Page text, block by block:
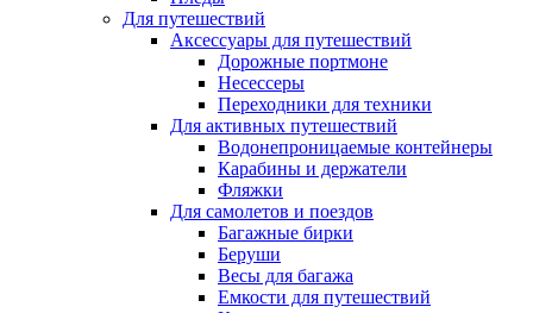
Для путешествий
Аксессуары для путешествий
Дорожные портмоне
Несессеры
Переходники для техники
Для активных путешествий
Водонепроницаемые контейнеры
Карабины и держатели
Фляжки
Для самолетов и поездов
Багажные бирки
Беруши
Весы для багажа
Емкости для путешествий